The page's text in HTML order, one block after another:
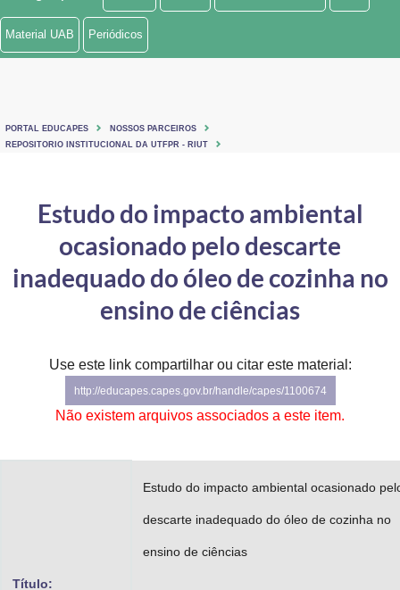
Ministério de Minas e Energia
Ministério do Turismo
Controladoria-Geral da União
Ministério da Mulher, da Família e dos Direitos Humanos
Gabinete de Segurança Institucional
Advocacia-Geral da União
Material UAB Periódicos
PORTAL EDUCAPES
NOSSOS PARCEIROS
REPOSITORIO INSTITUCIONAL DA UTFPR - RIUT
Estudo do impacto ambiental
ocasionado pelo descarte
inadequado do óleo de cozinha no
ensino de ciências
Use este link compartilhar ou citar este material:
http://educapes.capes.gov.br/handle/capes/1100674
Não existem arquivos associados a este item.
Título:
Estudo do impacto ambiental ocasionado
descarte inadequado do óleo de cozinha no
ensino de ciências